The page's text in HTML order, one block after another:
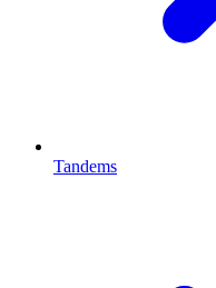
Tandems